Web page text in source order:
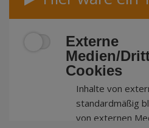
Externe
Medien/
Cookies
Inhalte von
standardmäßig
von externen